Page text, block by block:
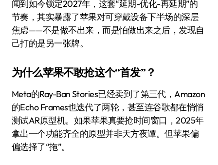
闻到如今锁定2027年，这套“延期-优化-再延期”的
节奏，其实暴露了苹果对可穿戴设备下半场的深层
焦虑——不是做不出来，而是怕做出来之后，发现自
己打的是另一张牌。
为什么苹果不敢抢这个“首发”？
Meta的Ray-Ban Stories已经卖到了第三代，Amazon
的Echo Frames也迭代了两轮，甚至连谷歌都在悄悄
测试AR原型机。如果苹果真要抢时间窗口，2025年
拿出一个功能齐全的原型并非天方夜谭。但苹果偏
偏选择了“拖”。